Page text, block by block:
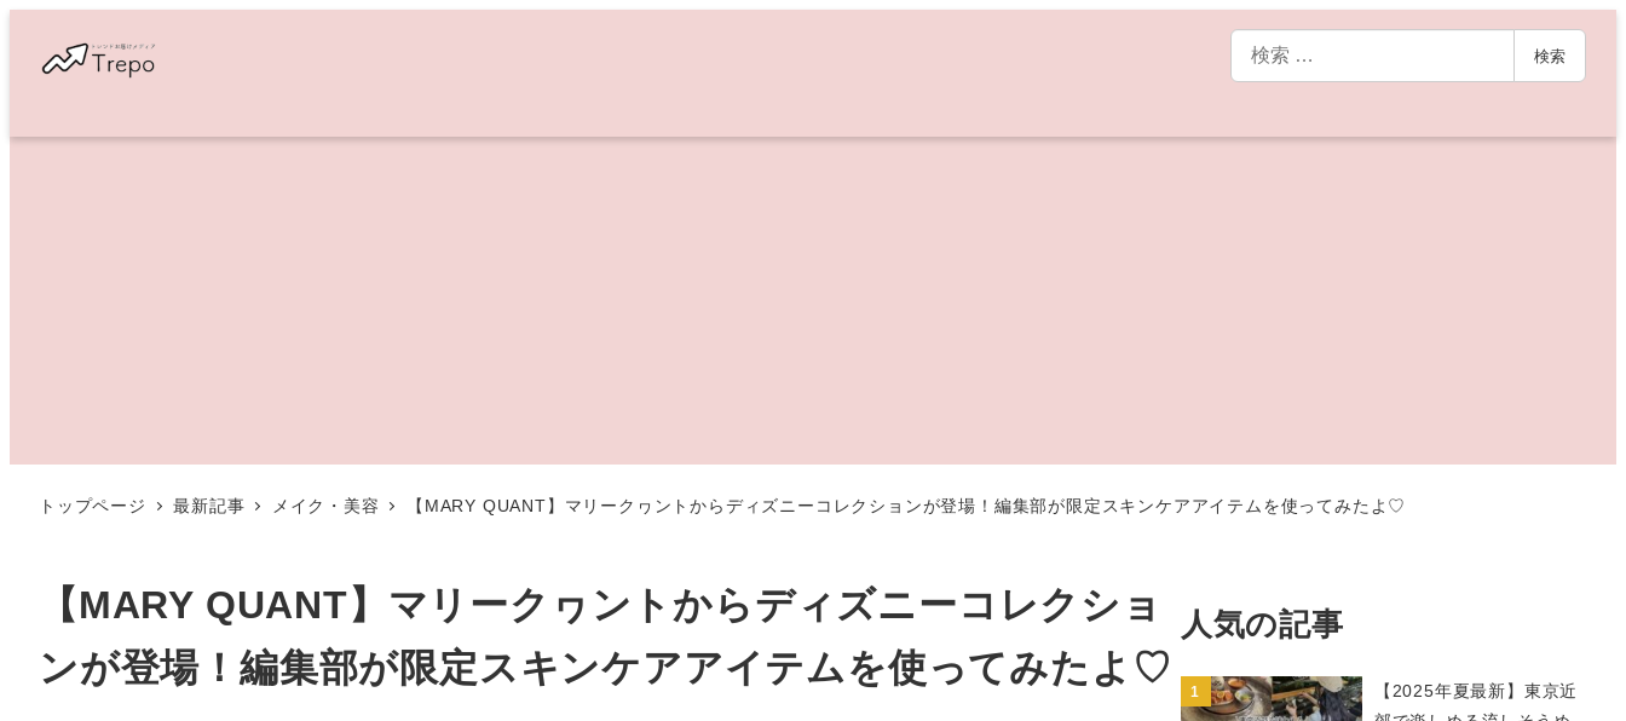
索
検索
トップページ 最新記事 メイク・美容 【MARY QUANT】マリークヮントからディズニーコレクションが登場！編集部が限定スキンケアアイテムを使ってみたよ♡
【MARY QUANT】マリークヮントからディズニーコレクショ
ンが登場！編集部が限定スキンケアアイテムを使ってみたよ♡
人気の記事
【2025年夏最新】東京近